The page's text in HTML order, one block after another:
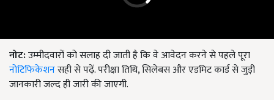
नोट:उम्मीदवारों को सलाह दी जाती है कि वे आवेदन करने से पहले पूरा
नोटिफिकेशनसही से पढ़ें. परीक्षा तिथि, सिलेबस और एडमिट कार्ड से जुड़ी
जानकारी जल्द ही जारी की जाएगी.